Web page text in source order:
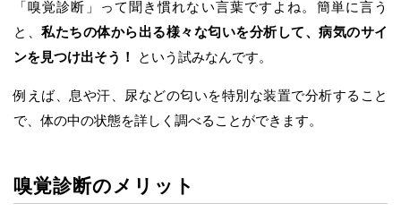
「嗅覚診断」って聞き慣れない言葉ですよね。簡単に言う
と、 私たちの体から出る様々な匂いを分析して、病気のサイ
ンを見つけ出そう！
という試みなんです。
例えば、息や汗、尿などの匂いを特別な装置で分析すること
で、体の中の状態を詳しく調べることができます。
嗅覚診断のメリット